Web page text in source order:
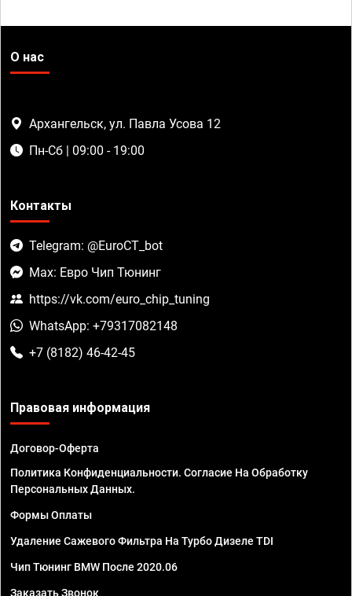
О нас
Архангельск, ул. Павла Усова 12
Пн-Сб | 09:00 - 19:00
Контакты
Telegram: @EuroCT_bot
Max: Евро Чип Тюнинг
https://vk.com/euro_chip_tuning
WhatsApp: +79317082148
+7 (8182) 46-42-45
Правовая информация
Договор-Оферта
Политика Конфиденциальности. Согласие На Обработку
Персональных Данных.
Формы Оплаты
Удаление Сажевого Фильтра На Турбо Дизеле TDI
Чип Тюнинг BMW После 2020.06
Заказать Звонок